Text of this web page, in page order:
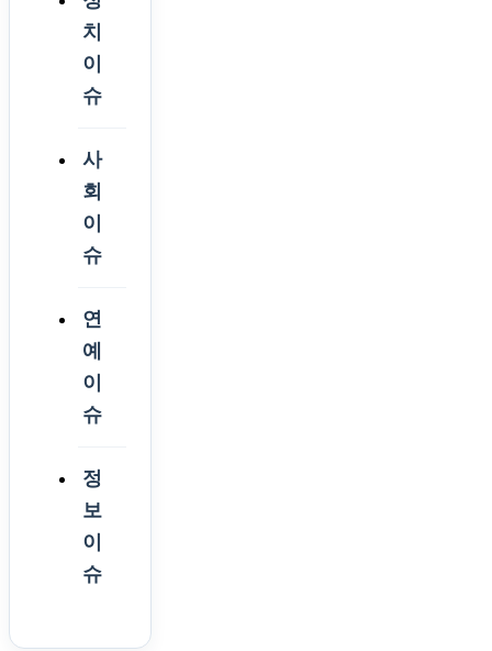
치
이
슈
사
회
이
슈
연
예
이
슈
정
보
이
슈